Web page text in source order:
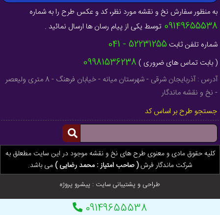
به منظور سفارش نخ و نقشه مورد نظر، کد و عکس طرح را به شماره
09149655538 توسط یکی از پیام رسان ها ارسال نمائید .
شماره تلفن ثابت 52231255 - 041
( بابت تماس های ضروری ) 09981536238
آدرس : آذربایجان شرقی - شهرستان میانه - خیابان فرهنگ - 8 متری ولیعصر
- نخ و نقشه ماندگار
جستجو طرح بر اساس کد
کلیه حقوق مادی و معنوی طرح های نخ و نقشه موجود در این سایت مطعلق به
شرکت ماندگار فرش( صاحب امتیاز : محمد رضایی )می باشد.
طراحی و پشتیبانی سایت : پیشرو پروژه
09149655538